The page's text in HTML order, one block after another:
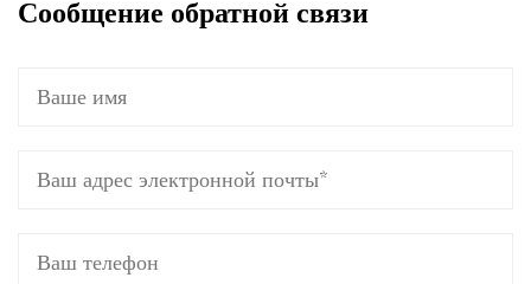
Сообщение обратной связи